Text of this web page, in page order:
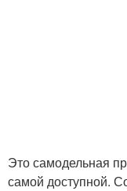
Это самодельная
самой доступной.